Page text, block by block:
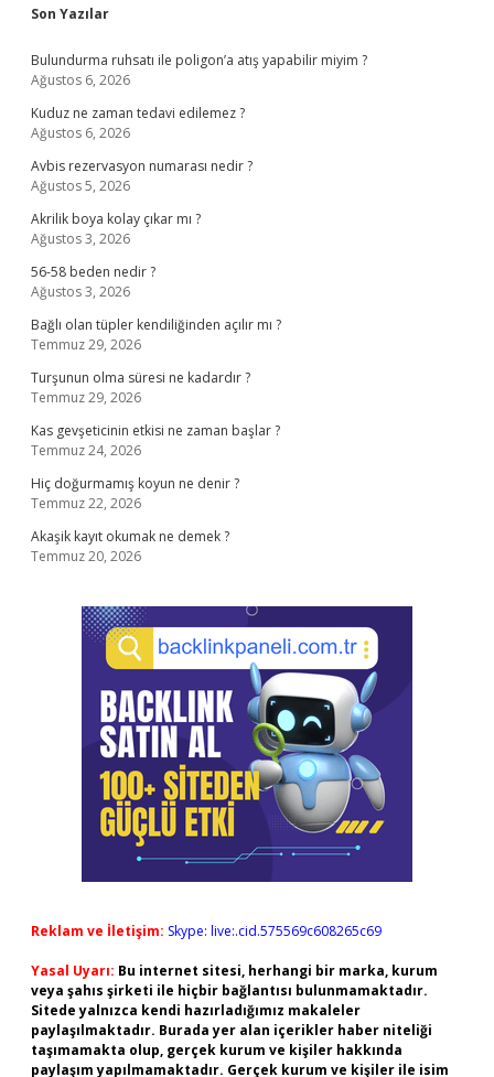
Sidebar
Son Yazılar
Bulundurma ruhsatı ile poligon’a atış yapabilir miyim ?
Ağustos 6, 2026
Kuduz ne zaman tedavi edilemez ?
Ağustos 6, 2026
Avbis rezervasyon numarası nedir ?
Ağustos 5, 2026
Akrilik boya kolay çıkar mı ?
Ağustos 3, 2026
56-58 beden nedir ?
Ağustos 3, 2026
Bağlı olan tüpler kendiliğinden açılır mı ?
Temmuz 29, 2026
Turşunun olma süresi ne kadardır ?
Temmuz 29, 2026
Kas gevşeticinin etkisi ne zaman başlar ?
Temmuz 24, 2026
Hiç doğurmamış koyun ne denir ?
Temmuz 22, 2026
Akaşik kayıt okumak ne demek ?
Temmuz 20, 2026
Reklam ve İletişim: Skype: live:.cid.575569c608265c69
Yasal Uyarı: Bu internet sitesi, herhangi bir marka, kurum
veya şahıs şirketi ile hiçbir bağlantısı bulunmamaktadır.
Sitede yalnızca kendi hazırladığımız makaleler
paylaşılmaktadır. Burada yer alan içerikler haber niteliği
taşımamakta olup, gerçek kurum ve kişiler hakkında
paylaşım yapılmamaktadır. Gerçek kurum ve kişiler ile isim